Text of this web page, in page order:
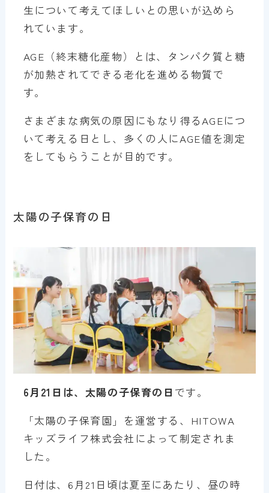
生について考えてほしいとの思いが込めら
れています。
AGE（終末糖化産物）とは、タンパク質と糖
が加熱されてできる老化を進める物質で
す。
さまざまな病気の原因にもなり得るAGEにつ
いて考える日とし、多くの人にAGE値を測定
をしてもらうことが目的です。
太陽の子保育の日
6月21日は、太陽の子保育の日 です。
「太陽の子保育園」を運営する、HITOWA
キッズライフ株式会社によって制定されま
した。
日付は、6月21日頃は夏至にあたり、昼の時